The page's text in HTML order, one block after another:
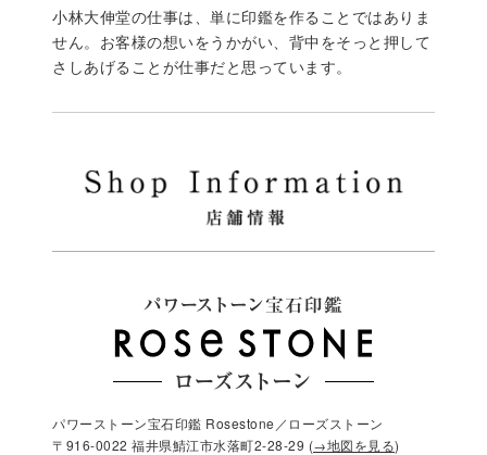
小林大伸堂の仕事は、単に印鑑を作ることではありま
せん。お客様の想いをうかがい、背中をそっと押して
さしあげることが仕事だと思っています。
パワーストーン宝石印鑑 Rosestone／ローズストーン
〒916-0022 福井県鯖江市水落町2-28-29 (→地図を見る)